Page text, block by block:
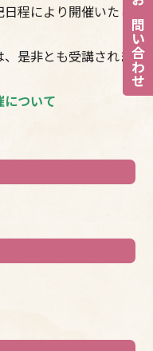
お問い合わせ
程により開催いたし
是非とも受講されま
ついて